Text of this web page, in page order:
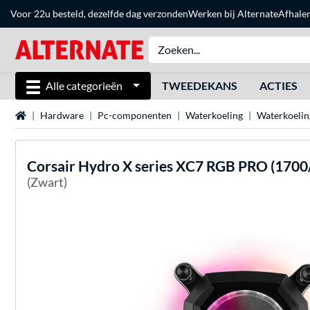
Voor 22u besteld, dezelfde dag verzondenWerken bij Alternate
Alle categorieën TWEEDEKANS ACTIES
Home Hardware Pc-componenten Waterkoeling
Corsair Hydro X series XC7 RGB PRO
(Zwart)